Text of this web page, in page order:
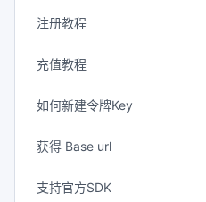
注册教程
充值教程
如何新建令牌Key
获得 Base url
支持官方SDK